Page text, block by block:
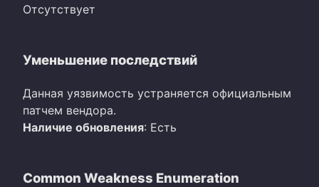
Отсутствует
Уменьшение последствий
Данная уязвимость устраняется официальным
патчем вендора.
Наличие обновления: Есть
Common Weakness Enumeration